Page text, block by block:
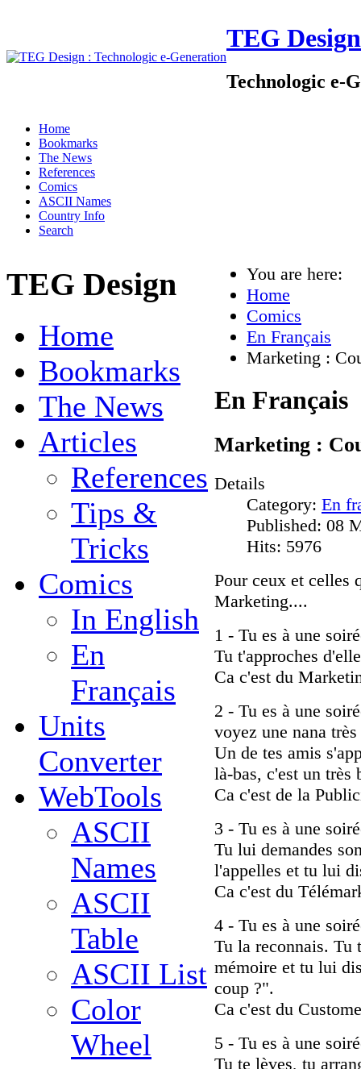
TEG Design
Technologic e-
Home
Bookmarks
The News
References
Comics
ASCII Names
Country Info
Search
TEG Design
Home
Bookmarks
The News
Articles
References
Tips &
Tricks
Comics
In English
En
Français
Units
Converter
WebTools
ASCII
Names
ASCII
Table
ASCII List
Color
Wheel
You are here:
Home
Comics
En Français
Marketing :
En Français
Marketing :
Details
Category: En
Published: 08
Hits: 5976
Pour ceux et celles
Marketing....
1 - Tu es à une
Tu t'approches
Ca c'est du
2 - Tu es à une
voyez une nana
Un de tes amis
là-bas, c'est un très
Ca c'est de la
3 - Tu es à une
Tu lui demandes
l'appelles et tu lui
Ca c'est du
4 - Tu es à une
Tu la reconnais. Tu
mémoire et tu lui
coup ?".
Ca c'est du
5 - Tu es à une
Tu te lèves, tu